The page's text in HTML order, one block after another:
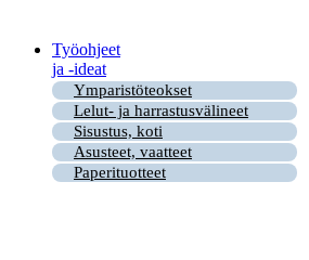
Työohjeet
ja -ideat
Ymparistöteokset
Lelut- ja harrastusvälineet
Sisustus, koti
Asusteet, vaatteet
Paperituotteet